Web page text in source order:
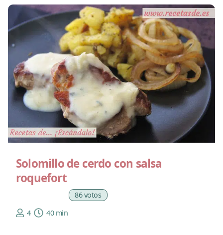
Solomillo de cerdo con salsa
roquefort
86 votos
4
40 min